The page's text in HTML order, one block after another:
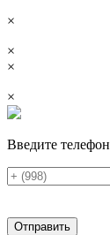
×
×
×
×
Введите телефон
Отправить